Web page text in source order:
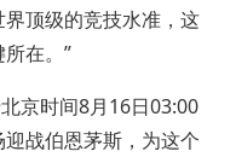
顶级的竞技水准，这
在。”
京时间8月16日03:00
战伯恩茅斯，为这个